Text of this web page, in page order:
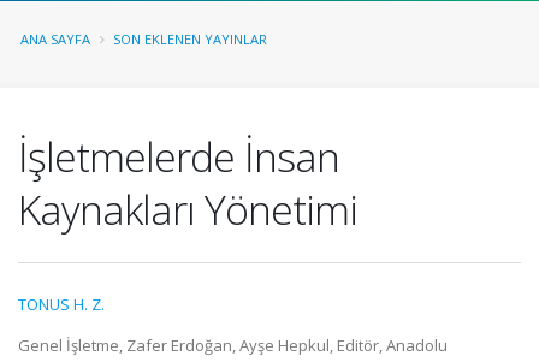
ANA SAYFA SON EKLENEN YAYINLAR
İşletmelerde İnsan
Kaynakları Yönetimi
TONUS H. Z.
Genel İşletme, Zafer Erdoğan, Ayşe Hepkul, Editör, Anadolu